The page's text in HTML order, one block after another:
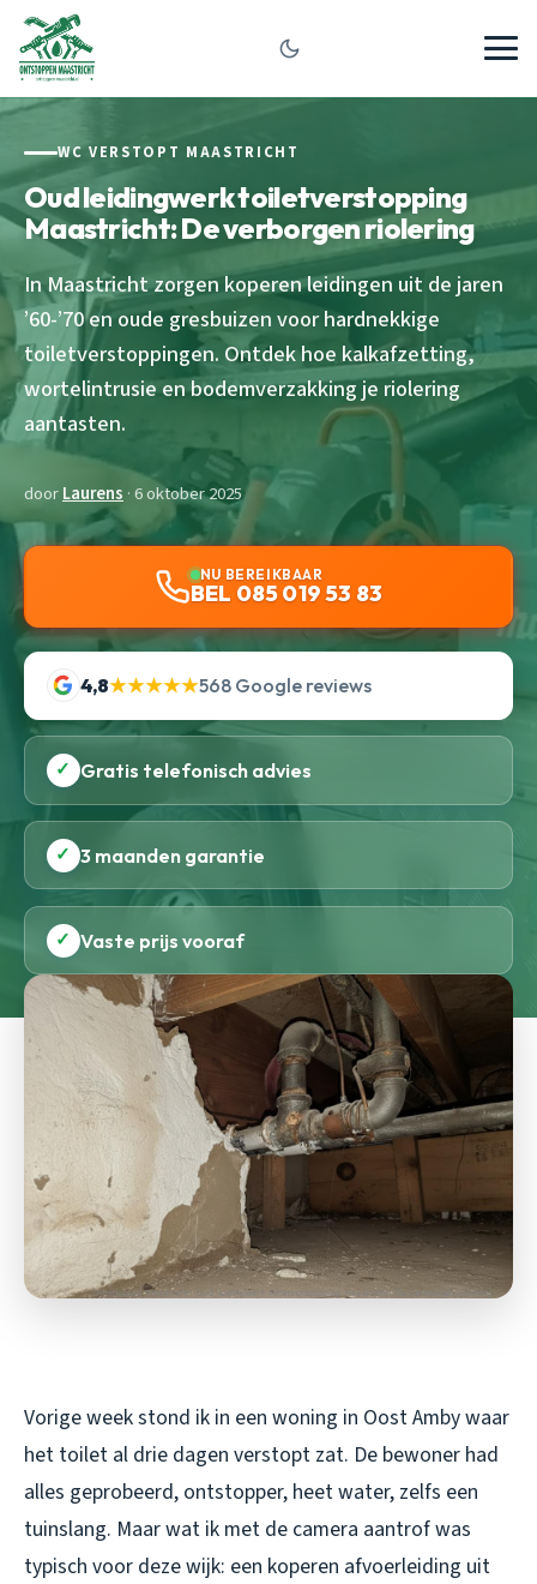
WC VERSTOPT MAASTRICHT
Oud leidingwerk toiletverstopping
Maastricht: De verborgen riolering
In Maastricht zorgen koperen leidingen uit de jaren
’60-’70 en oude gresbuizen voor hardnekkige
toiletverstoppingen. Ontdek hoe kalkafzetting,
wortelintrusie en bodemverzakking je riolering
aantasten.
doorLaurens · 6 oktober 2025
NU BEREIKBAAR
BEL 085 019 53 83
4,8★★★★★568 Google reviews
✓ Gratis telefonisch advies
✓ 3 maanden garantie
✓ Vaste prijs vooraf
Vorige week stond ik in een woning in Oost Amby waar
het toilet al drie dagen verstopt zat. De bewoner had
alles geprobeerd, ontstopper, heet water, zelfs een
tuinslang. Maar wat ik met de camera aantrof was
typisch voor deze wijk: een koperen afvoerleiding uit